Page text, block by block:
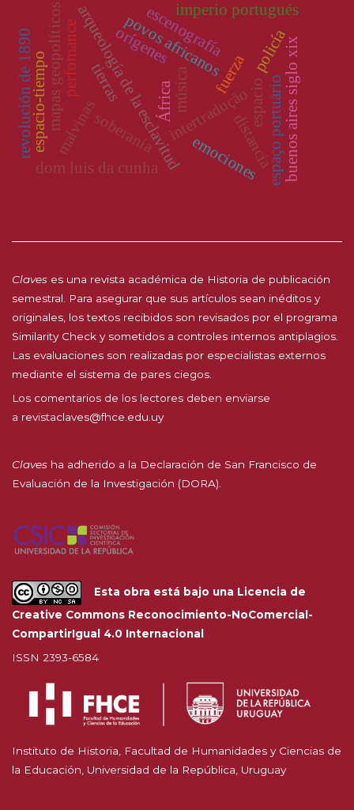
arqueología de la esclavitud
dom luis da cunha
soberanía
orígenes
malvinas intertradução
povos africanos
mapas geopolíticos África
fuerza
emociones
escenografía
perfomance
espacio
distancia
imperio portugués
policíabuenos aires siglo xix
música espaço portuário
espacio-tiempo
revolución de 1890 tierras
Claves es una revista académica de Historia de publicación
semestral. Para asegurar que sus artículos sean inéditos y
originales, los textos recibidos son revisados por el programa
Similarity Check y sometidos a controles internos antiplagios.
Las evaluaciones son realizadas por especialistas externos
mediante el sistema de pares ciegos.
Los comentarios de los lectores deben enviarse
a revistaclaves@fhce.edu.uy
Claves ha adherido a la Declaración de San Francisco de
Evaluación de la Investigación (DORA).
Esta obra está bajo una Licencia de
Creative Commons Reconocimiento-NoComercial-
CompartirIgual 4.0 Internacional
ISSN 2393-6584
Instituto de Historia, Facultad de Humanidades y Ciencias de
la Educación, Universidad de la República, Uruguay